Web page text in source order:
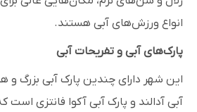
انواع ورزش‌های آبی هستند.
پارک‌های آبی و تفریحات آبی
این شهر دارای چندین پارک آبی بزرگ و
آبی آدالند و پارک آبی آکوا فانتزی است